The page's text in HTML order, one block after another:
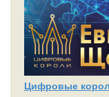
Цифровые